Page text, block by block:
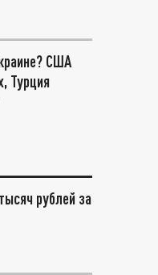
США
Турция
рублей за